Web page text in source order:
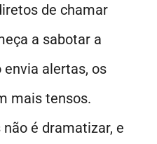
de chamar
a sabotar a
envia alertas, os
mais tensos.
é dramatizar, e